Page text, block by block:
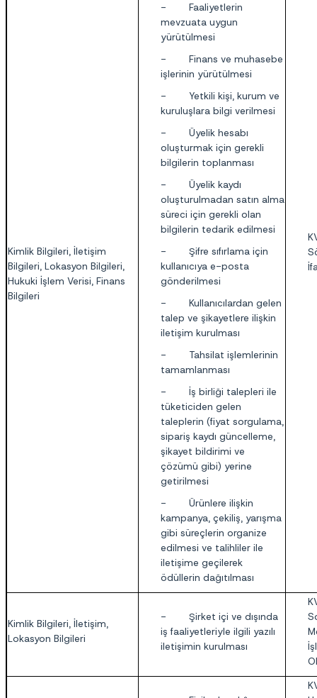
Kimlik Bilgileri, İletişim
Bilgileri, Lokasyon Bilgileri,
Hukuki İşlem Verisi, Finans
Bilgileri
- Faaliyetlerin
mevzuata uygun
yürütülmesi
- Finans ve muhasebe
işlerinin yürütülmesi
- Yetkili kişi, kurum ve
kuruluşlara bilgi verilmesi
- Üyelik hesabı
oluşturmak için gerekli
bilgilerin toplanması
- Üyelik kaydı
oluşturulmadan satın alma
süreci için gerekli olan
bilgilerin tedarik edilmesi
- Şifre sıfırlama için
kullanıcıya e-posta
gönderilmesi
- Kullanıcılardan gelen
talep ve şikayetlere ilişkin
iletişim kurulması
- Tahsilat işlemlerinin
tamamlanması
- İş birliği talepleri ile
tüketiciden gelen
taleplerin (fiyat sorgulama,
sipariş kaydı güncelleme,
şikayet bildirimi ve
çözümü gibi) yerine
getirilmesi
- Ürünlere ilişkin
kampanya, çekiliş, yarışma
gibi süreçlerin organize
edilmesi ve talihliler ile
iletişime geçilerek
ödüllerin dağıtılması
Kimlik Bilgileri, İletişim,
Lokasyon Bilgileri
- Şirket içi ve dışında
iş faaliyetleriyle ilgili yazılı
iletişimin kurulması